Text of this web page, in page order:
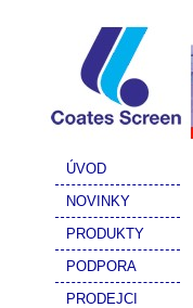
ÚVOD
NOVINKY
PRODUKTY
PODPORA
PRODEJCI